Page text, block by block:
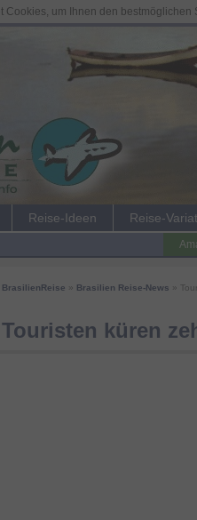
Reise-Ideen Reise-
BrasilienReise Brasilien Reise-News »
Touristen küren
Cookies, um Ihnen den